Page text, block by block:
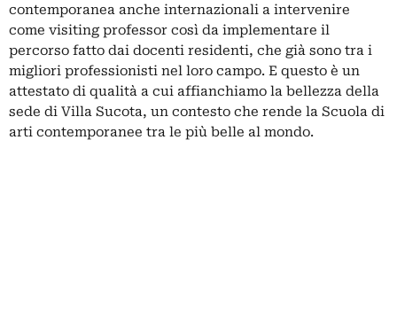
contemporanea anche internazionali a intervenire
come visiting professor così da implementare il
percorso fatto dai docenti residenti, che già sono tra i
migliori professionisti nel loro campo. E questo è un
attestato di qualità a cui affianchiamo la bellezza della
sede di Villa Sucota, un contesto che rende la Scuola di
arti contemporanee tra le più belle al mondo.